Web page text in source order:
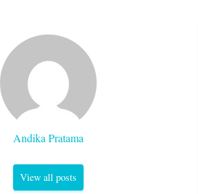
Andika Pratama
View all posts